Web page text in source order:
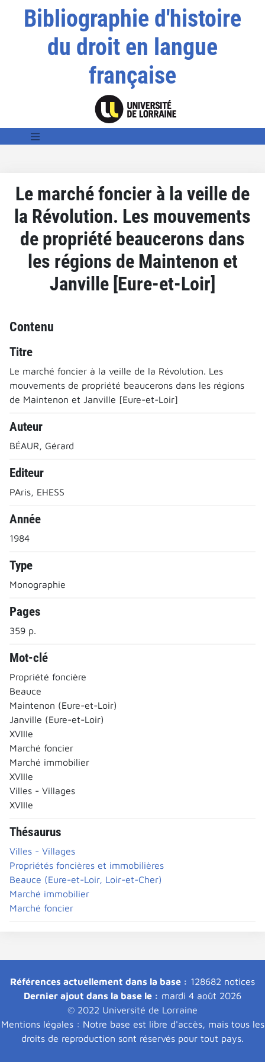
Bibliographie d'histoire
du droit en langue
française
Le marché foncier à la veille de
la Révolution. Les mouvements
de propriété beaucerons dans
les régions de Maintenon et
Janville [Eure-et-Loir]
Contenu
Titre
Le marché foncier à la veille de la Révolution. Les
mouvements de propriété beaucerons dans les régions
de Maintenon et Janville [Eure-et-Loir]
Auteur
BÉAUR, Gérard
Editeur
PAris, EHESS
Année
1984
Type
Monographie
Pages
359 p.
Mot-clé
Propriété foncière
Beauce
Maintenon (Eure-et-Loir)
Janville (Eure-et-Loir)
XVIIIe
Marché foncier
Marché immobilier
XVIIIe
Villes - Villages
XVIIIe
Thésaurus
Villes - Villages
Propriétés foncières et immobilières
Beauce (Eure-et-Loir, Loir-et-Cher)
Marché immobilier
Marché foncier
Références actuellement dans la base : 128682 notices
Dernier ajout dans la base le : mardi 4 août 2026
© 2022 Université de Lorraine
Mentions légales : Notre base est libre d'accès, mais tous les
droits de reproduction sont réservés pour tout pays.